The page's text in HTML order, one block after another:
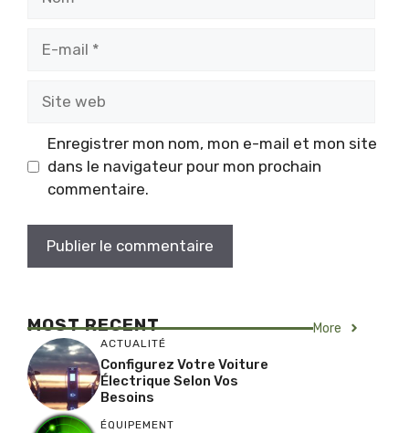
Enregistrer mon nom, mon e-mail et mon site
dans le navigateur pour mon prochain
commentaire.
MOST RECENT More
ACTUALITÉ
Configurez Votre Voiture
Électrique Selon Vos
Besoins
ÉQUIPEMENT